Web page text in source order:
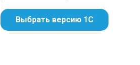
Выбрать версию 1С